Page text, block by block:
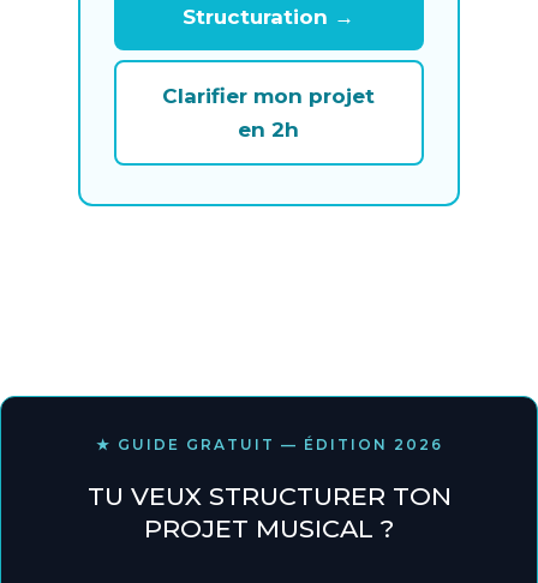
Structuration →
Clarifier mon projet
en 2h
★ GUIDE GRATUIT — ÉDITION 2026
TU VEUX STRUCTURER TON
PROJET MUSICAL ?